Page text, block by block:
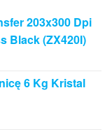
203x300 Dpi
Black (ZX420I)
6 Kg Kristal